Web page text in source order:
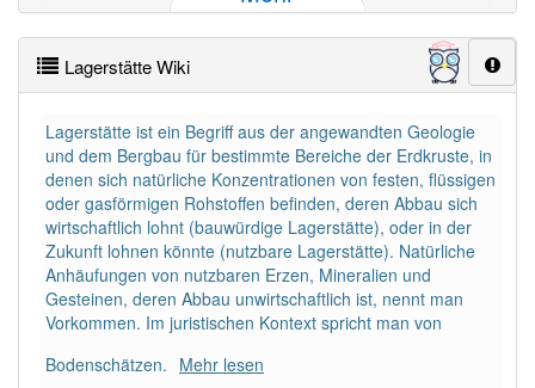
PowerIndex:449
Häufigkeit: 4 von 10
Wörter mit Endung-lagerstätte: 8
Wörter mit Endung-lagerstätteaber mit einem
anderen Artikeldie: 0
81% unserer Spielapp-Nutzer haben den Artikel
Lagerstätte Wiki
Lagerstätte ist ein Begriff aus der angewandten Geologie
und dem Bergbau für bestimmte Bereiche der Erdkruste, in
denen sich natürliche Konzentrationen von festen, flüssigen
oder gasförmigen Rohstoffen befinden, deren Abbau sich
wirtschaftlich lohnt (bauwürdige Lagerstätte), oder in der
Zukunft lohnen könnte (nutzbare Lagerstätte). Natürliche
Anhäufungen von nutzbaren Erzen, Mineralien und
Gesteinen, deren Abbau unwirtschaftlich ist, nennt man
Vorkommen. Im juristischen Kontext spricht man von
Bodenschätzen. Mehr lesen